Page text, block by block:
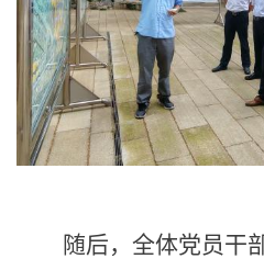
随后，全体党员干